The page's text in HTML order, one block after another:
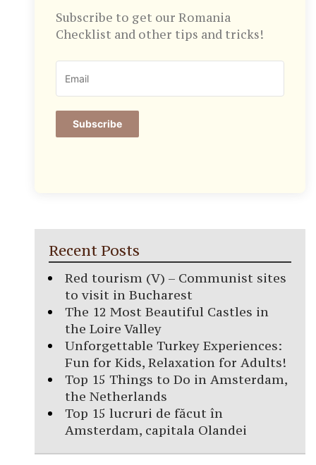
Subscribe to get our Romania
Checklist and other tips and tricks!
Subscribe
Recent Posts
Red tourism (V) – Communist sites
to visit in Bucharest
The 12 Most Beautiful Castles in
the Loire Valley
Unforgettable Turkey Experiences:
Fun for Kids, Relaxation for Adults!
Top 15 Things to Do in Amsterdam,
the Netherlands
Top 15 lucruri de făcut în
Amsterdam, capitala Olandei